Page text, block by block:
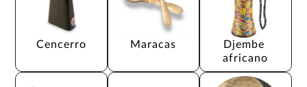
Cencerro Maracas
Djembe
africano